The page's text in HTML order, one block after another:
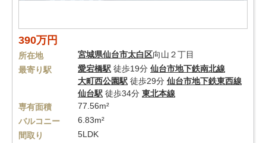
390万円
所在地 宮城県仙台市太白区向山２丁目
最寄り駅
愛宕橋駅 徒歩19分 仙台市地下鉄南北線
大町西公園駅 徒歩29分 仙台市地下鉄東西線
仙台駅 徒歩34分 東北本線
専有面積
77.56m²
バルコニー
6.83m²
間取り
5LDK